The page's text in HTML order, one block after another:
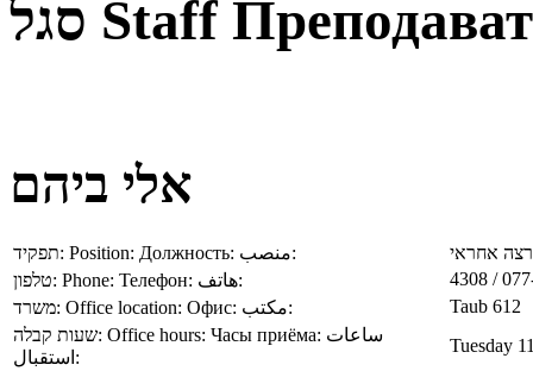
סגל Staff
אלי ביהם
תפקיד: Position: Должность: منصب:
אחראי
טלפון: Phone: Телефон: هاتف:
4308 /
משרד: Office location: Офис: مكتب:
Taub 612
שעות קבלה: Office hours: Часы приёма: ساعات
استقبال:
Tuesday